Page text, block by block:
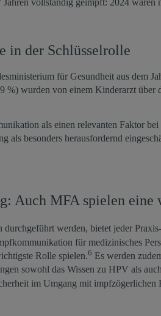
vollständig geimpft: 2024
in der Schlüsselrolle
für Gesundheit aus
%) wurden von einem Kinderarzt
als einen relevanten Faktor
besonders herausfordernd
Auch MFA spielen eine
werden, bietet jeder
für medizinisches
Rolle spielen.6 Es werden
sowohl das Wissen zu HPV als
im Umgang mit impfzögerlichen